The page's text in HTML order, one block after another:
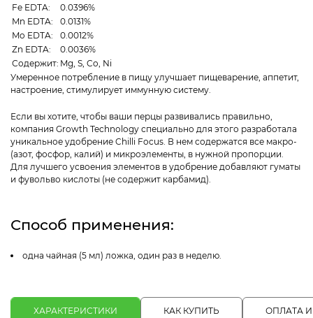
Fe EDTA:
0.0396%
Mn EDTA:
0.0131%
Mo EDTA:
0.0012%
Zn EDTA:
0.0036%
Содержит: Mg, S, Co, Ni
Умеренное потребление в пищу улучшает пищеварение, аппетит,
настроение, стимулирует иммунную систему.
Если вы хотите, чтобы ваши перцы развивались правильно,
компания Growth Technology специально для этого разработала
уникальное удобрение Chilli Focus. В нем содержатся все макро-
(азот, фосфор, калий) и микроэлементы, в нужной пропорции.
Для лучшего усвоения элементов в удобрение добавляют гуматы
и фувольво кислоты (не содержит карбамид).
Способ применения:
одна чайная (5 мл) ложка, один раз в неделю.
ХАРАКТЕРИСТИКИ КАК КУПИТЬ ОПЛАТА